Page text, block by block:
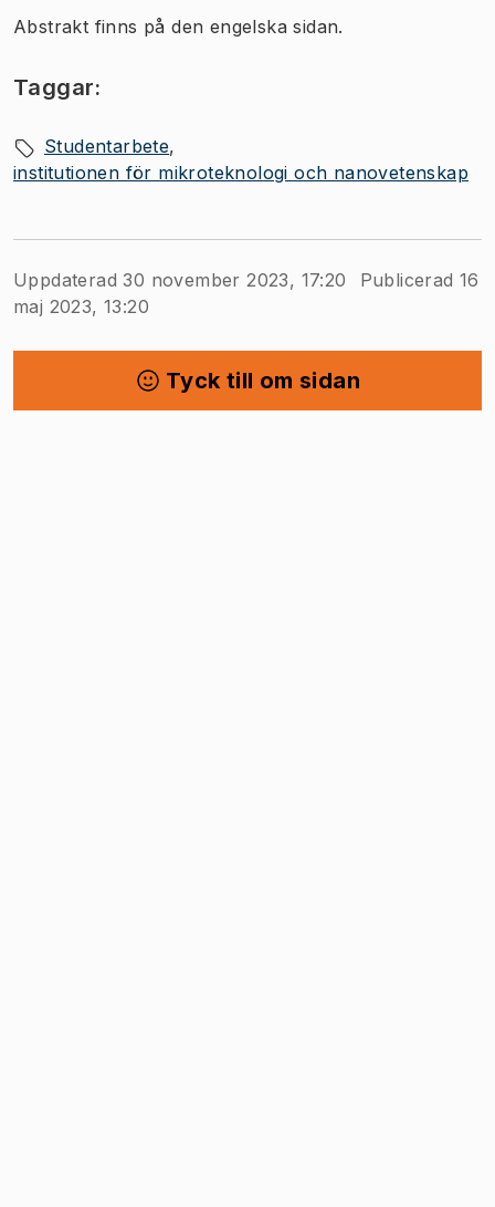
Abstrakt finns på den engelska sidan.
Taggar:
Studentarbete
institutionen för mikroteknologi och nanovetenskap
Uppdaterad 30 november 2023, 17:20
Publicerad 16
maj 2023, 13:20
Tyck till om sidan